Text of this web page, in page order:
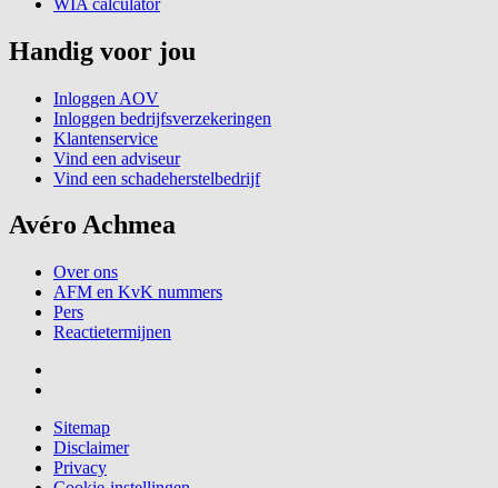
Handig voor jou
Inloggen AOV
Inloggen bedrijfsverzekeringen
Klantenservice
Vind een adviseur
Vind een schadeherstelbedrijf
Avéro Achmea
Over ons
AFM en KvK nummers
Pers
Reactietermijnen
Sitemap
Disclaimer
Privacy